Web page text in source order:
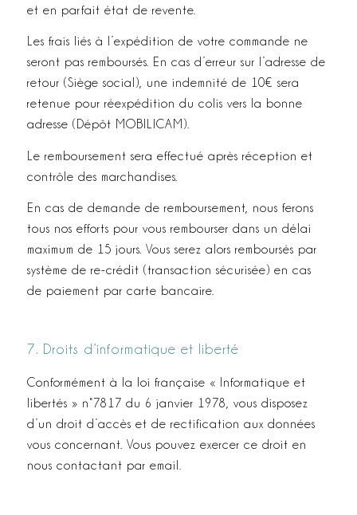
et en parfait état de revente.
Les frais liés à l’expédition de votre commande ne
seront pas remboursés. En cas d’erreur sur l’adresse de
retour (Siège social), une indemnité de 10€ sera
retenue pour réexpédition du colis vers la bonne
adresse (Dépôt MOBILICAM).
Le remboursement sera effectué après réception et
contrôle des marchandises.
En cas de demande de remboursement, nous ferons
tous nos efforts pour vous rembourser dans un délai
maximum de 15 jours. Vous serez alors remboursés par
système de re­-crédit (transaction sécurisée) en cas
de paiement par carte bancaire.
7. Droits d’informatique et liberté
Conformément à la loi française « Informatique et
libertés » n°78­17 du 6 janvier 1978, vous disposez
d’un droit d’accès et de rectification aux données
vous concernant. Vous pouvez exercer ce droit en
nous contactant par e­mail.